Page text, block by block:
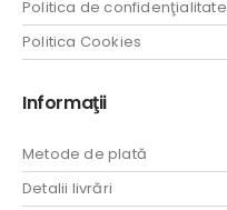
Politica de confidenţialitate
Politica Cookies
Informaţii
Metode de plată
Detalii livrări